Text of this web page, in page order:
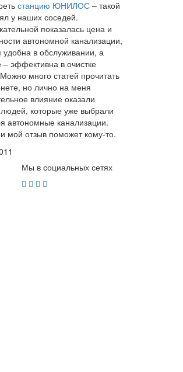
станцию ЮНИЛОС– такой
у наших соседей.
показалась цена и
автономной канализации,
удобна в обслуживании, а
– эффективна в очистке
много статей прочитать
но лично на меня
влияние оказали
которые уже выбрали
автономные канализации.
мой отзыв поможет кому-то.
Мы в социальных сетях